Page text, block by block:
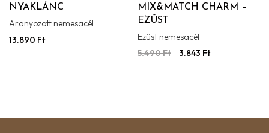
NYAKLÁNC
Aranyozott nemesacél
13.890 Ft
MIX&MATCH CHARM –
EZÜST
Ezüst nemesacél
5.490Ft 3.843 Ft